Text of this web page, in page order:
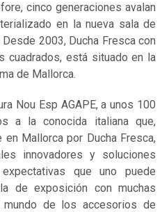
cinco generaciones avalan
en la nueva sala de
Desde 2003, Ducha Fresca con
cuadrados, está situado en la
de Mallorca.
Nou Esp AGAPE, a unos 100
a la conocida italiana que,
Mallorca por Ducha Fresca,
innovadores y soluciones
que uno puede
de exposición con muchas
de los accesorios de